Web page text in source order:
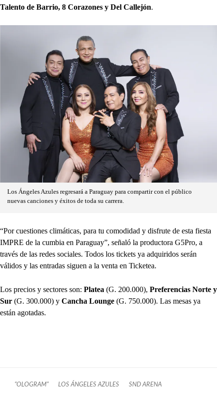
Talento de Barrio, 8 Corazones y Del Callejón.
Los Ángeles Azules regresará a Paraguay para compartir con el público
nuevas canciones y éxitos de toda su carrera.
“Por cuestiones climáticas, para tu comodidad y disfrute de esta fiesta
IMPRE de la cumbia en Paraguay”, señaló la productora G5Pro, a
través de las redes sociales. Todos los tickets ya adquiridos serán
válidos y las entradas siguen a la venta en Ticketea.
Los precios y sectores son: Platea (G. 200.000), Preferencias Norte y
Sur (G. 300.000) y Cancha Lounge (G. 750.000). Las mesas ya
están agotadas.
“OLOGRAM” LOS ÁNGELES AZULES SND ARENA